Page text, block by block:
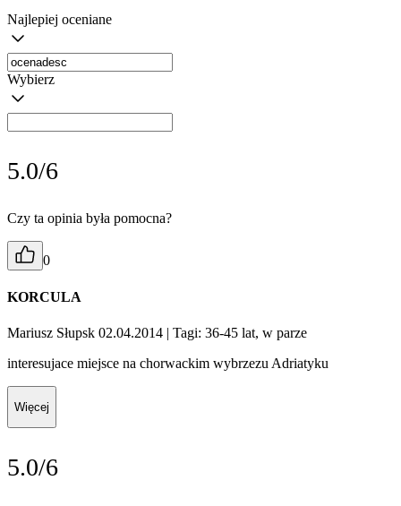
Najlepiej oceniane
Wybierz
5.0/6
Czy ta opinia była pomocna?
0
KORCULA
Mariusz Słupsk 02.04.2014 | Tagi: 36-45 lat, w parze
interesujace miejsce na chorwackim wybrzezu Adriatyku
Więcej
5.0/6